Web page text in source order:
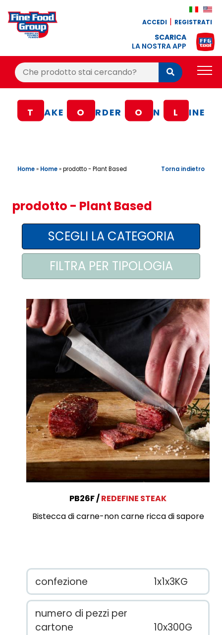
ACCEDI REGISTRATI
SCARICA
LA NOSTRA APP
Cerca:
Cerca
BLOG
CONTATTI
AREA AGENTI
T AKE O RDER O N L INE
Home» Home»prodotto - Plant Based Torna indietro
prodotto - Plant Based
PB26F
REDEFINE STEAK
Bistecca di carne-non carne ricca di sapore
confezione 1x1x3KG
numero di pezzi per
cartone
10x300G